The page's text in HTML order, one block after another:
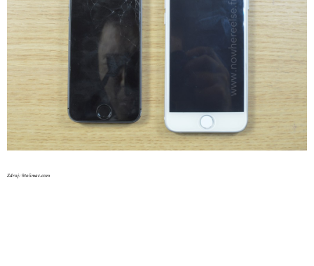
Zdroj: 9to5mac.com